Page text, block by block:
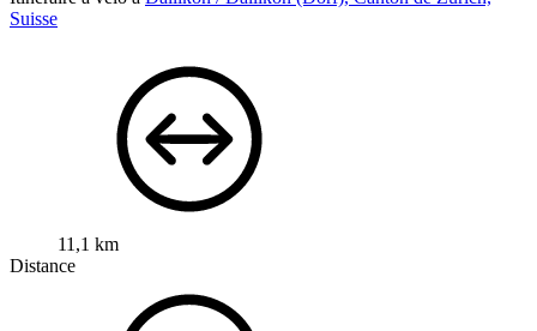
Suisse
11,1 km
Distance